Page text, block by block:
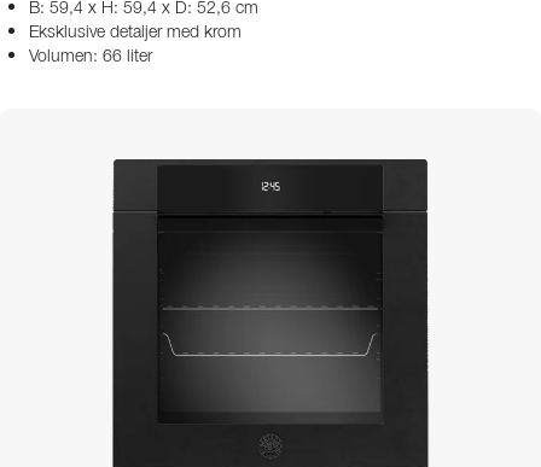
B: 59,4 x H: 59,4 x D: 52,6 cm
Eksklusive detaljer med krom
Volumen: 66 liter